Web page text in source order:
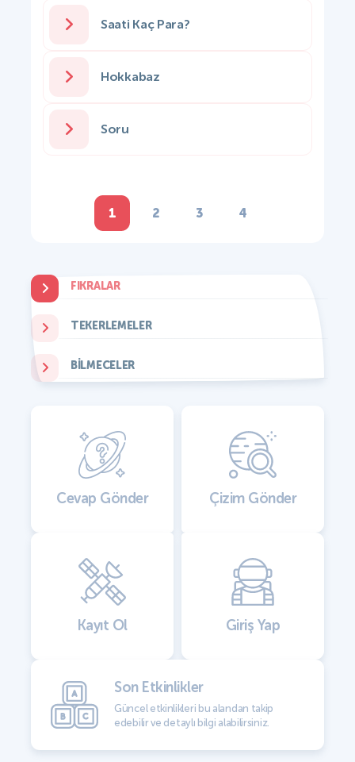
FIKRALAR
TEKERLEMELER
BILMECELER
Cevap Gönder Çizim Gönder
Kayıt Ol Giriş Yap
Son Etkinlikler
Güncel etkinlikleri bu alandan takip
edebilir ve detaylı bilgi alabilirsiniz.
Saati Kaç Para?
Hokkabaz
Soru
1 2 3 4